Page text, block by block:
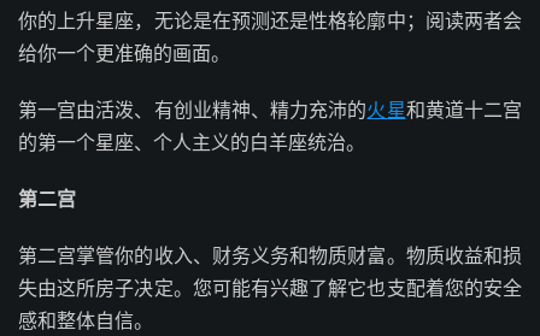
你的上升星座，无论是在预测还是性格轮廓中；阅读两者会
给你一个更准确的画面。
第一宫由活泼、有创业精神、精力充沛的火星和黄道十二宫
的第一个星座、个人主义的白羊座统治。
第二宫
第二宫掌管你的收入、财务义务和物质财富。物质收益和损
失由这所房子决定。您可能有兴趣了解它也支配着您的安全
感和整体自信。